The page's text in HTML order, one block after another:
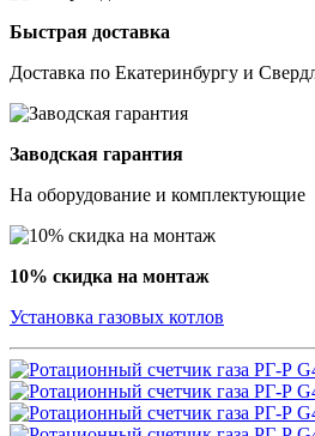
Быстрая доставка
Доставка по Екатеринбургу и
Заводская гарантия
На оборудование и комплектующие
10% скидка на монтаж
Установка газовых котлов